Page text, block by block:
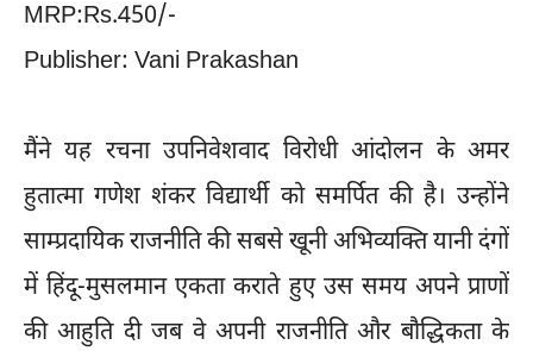
MRP:Rs.450/-
Publisher: Vani Prakashan
मैंने यह रचना उपनिवेशवाद विरोधी आंदोलन के अमर
हुतात्मा गणेश शंकर विद्यार्थी को समर्पित की है। उन्होंने
साम्प्रदायिक राजनीति की सबसे खूनी अभिव्यक्ति यानी दंगों
में हिंदू-मुसलमान एकता कराते हुए उस समय अपने प्राणों
की आहुति दी जब वे अपनी राजनीति और बौद्धिकता के